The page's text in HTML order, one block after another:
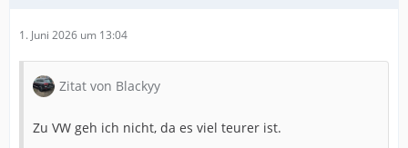
1. Juni 2026 um 13:04
Zitat von Blackyy
Zu VW geh ich nicht, da es viel teurer ist.